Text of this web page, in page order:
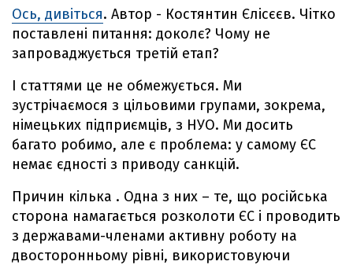
Ось, дивіться. Автор - Костянтин Єлісєєв. Чітко
поставлені питання: доколє? Чому не
запроваджується третій етап?
І статтями це не обмежується. Ми
зустрічаємося з цільовими групами, зокрема,
німецьких підприємців, з НУО. Ми досить
багато робимо, але є проблема: у самому ЄС
немає єдності з приводу санкцій.
Причин кілька . Одна з них – те, що російська
сторона намагається розколоти ЄС і проводить
з державами-членами активну роботу на
двосторонньому рівні, використовуючи